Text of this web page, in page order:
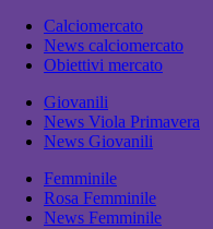
Calciomercato
News calciomercato
Obiettivi mercato
Giovanili
News Viola Primavera
News Giovanili
Femminile
Rosa Femminile
News Femminile